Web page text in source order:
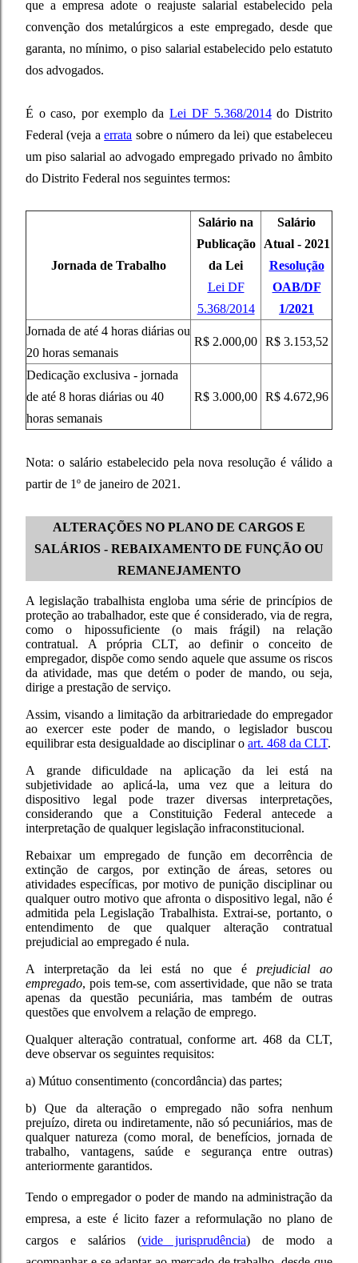
que a empresa adote o reajuste salarial estabelecido pela
convenção dos metalúrgicos a este empregado, desde que
garanta, no mínimo, o piso salarial estabelecido pelo estatuto
dos advogados.
É o caso, por exemplo da Lei DF 5.368/2014 do Distrito
Federal (veja a errata sobre o número da lei) que estabeleceu
um piso salarial ao advogado empregado privado no âmbito
do Distrito Federal nos seguintes termos:
Jornada de Trabalho
Salário na
Publicação
da Lei
Lei DF
5.368/2014
Salário
Atual - 2021
Resolução
OAB/DF
1/2021
Jornada de até 4 horas diárias ou
20 horas semanais
R$ 2.000,00 R$ 3.153,52
Dedicação exclusiva - jornada
de até 8 horas diárias ou 40
horas semanais
R$ 3.000,00 R$ 4.672,96
Nota: o salário estabelecido pela nova resolução é válido a
partir de 1º de janeiro de 2021.
ALTERAÇÕES NO PLANO DE CARGOS E
SALÁRIOS - REBAIXAMENTO DE FUNÇÃO OU
REMANEJAMENTO
A legislação trabalhista engloba uma série de princípios de
proteção ao trabalhador, este que é considerado, via de regra,
como o hipossuficiente (o mais frágil) na relação
contratual.
A própria CLT, ao definir o conceito de
empregador, dispõe como sendo aquele que assume os riscos
da atividade, mas que detém o poder de mando, ou seja,
dirige a prestação de serviço.
Assim, visando a limitação da arbitrariedade do empregador
ao exercer este poder de mando, o legislador buscou
equilibrar esta desigualdade ao disciplinar o art. 468 da CLT.
A grande dificuldade na aplicação da lei está na
subjetividade ao aplicá-la, uma vez que a leitura do
dispositivo legal pode trazer diversas interpretações,
considerando que a Constituição Federal antecede a
interpretação de qualquer legislação infraconstitucional.
Rebaixar um empregado de função em decorrência de
extinção de cargos, por extinção de áreas, setores ou
atividades específicas, por motivo de punição disciplinar ou
qualquer outro motivo que afronta o dispositivo legal, não é
admitida pela Legislação Trabalhista. Extrai-se, portanto, o
entendimento de que qualquer alteração contratual
prejudicial ao empregado é nula.
A interpretação da lei está no que é prejudicial ao
empregado, pois tem-se, com assertividade, que não se trata
apenas da questão pecuniária, mas também de outras
questões que envolvem a relação de emprego.
Qualquer alteração contratual, conforme art. 468 da CLT,
deve observar os seguintes requisitos:
a) Mútuo consentimento (concordância) das partes;
b) Que da alteração o empregado não sofra nenhum
prejuízo, direta ou indiretamente, não só pecuniários, mas de
qualquer natureza (como moral, de benefícios, jornada de
trabalho, vantagens, saúde e segurança entre outras)
anteriormente garantidos.
Tendo o empregador o poder de mando na administração da
empresa, a este é licito fazer a reformulação no plano de
cargos e salários (vide jurisprudência) de modo a